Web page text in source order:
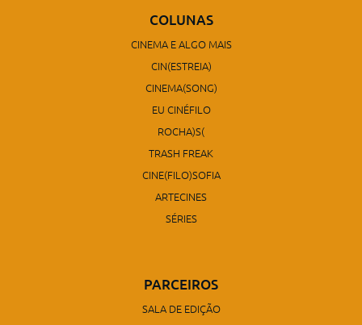
COLUNAS
CINEMA E ALGO MAIS
CIN(ESTREIA)
CINEMA(SONG)
EU CINÉFILO
ROCHA)S(
TRASH FREAK
CINE(FILO)SOFIA
ARTECINES
SÉRIES
PARCEIROS
SALA DE EDIÇÃO